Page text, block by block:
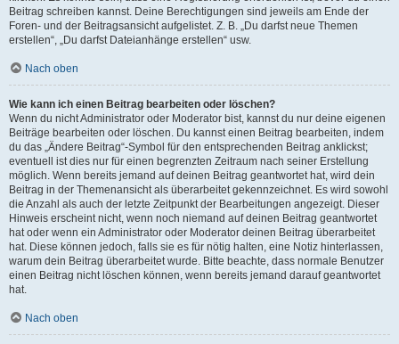
Beitrag schreiben kannst. Deine Berechtigungen sind jeweils am Ende der
Foren- und der Beitragsansicht aufgelistet. Z. B. „Du darfst neue Themen
erstellen“, „Du darfst Dateianhänge erstellen“ usw.
Nach oben
Wie kann ich einen Beitrag bearbeiten oder löschen?
Wenn du nicht Administrator oder Moderator bist, kannst du nur deine eigenen
Beiträge bearbeiten oder löschen. Du kannst einen Beitrag bearbeiten, indem
du das „Ändere Beitrag“-Symbol für den entsprechenden Beitrag anklickst;
eventuell ist dies nur für einen begrenzten Zeitraum nach seiner Erstellung
möglich. Wenn bereits jemand auf deinen Beitrag geantwortet hat, wird dein
Beitrag in der Themenansicht als überarbeitet gekennzeichnet. Es wird sowohl
die Anzahl als auch der letzte Zeitpunkt der Bearbeitungen angezeigt. Dieser
Hinweis erscheint nicht, wenn noch niemand auf deinen Beitrag geantwortet
hat oder wenn ein Administrator oder Moderator deinen Beitrag überarbeitet
hat. Diese können jedoch, falls sie es für nötig halten, eine Notiz hinterlassen,
warum dein Beitrag überarbeitet wurde. Bitte beachte, dass normale Benutzer
einen Beitrag nicht löschen können, wenn bereits jemand darauf geantwortet
hat.
Nach oben